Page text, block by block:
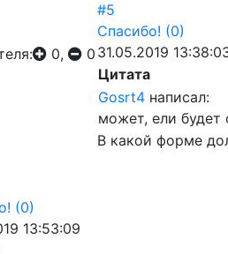
0,
0
#5
Спасибо! (0)
31.05.2019
Цитата
Gosrt4 написал:
может, ели будет
В какой форме
(0)
13:53:09